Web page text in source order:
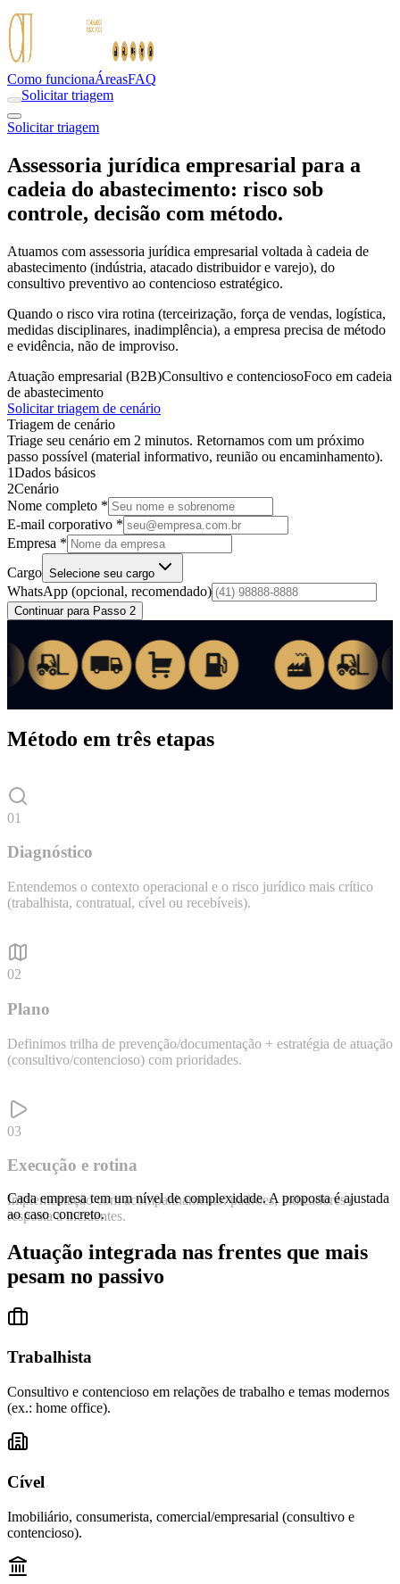
Como funcionaÁreasFAQ
Solicitar triagem
Solicitar triagem
Assessoria jurídica empresarial para a
cadeia do abastecimento: risco sob
controle, decisão com método.
Atuamos com assessoria jurídica empresarial voltada à cadeia de
abastecimento (indústria, atacado distribuidor e varejo), do
consultivo preventivo ao contencioso estratégico.
Quando o risco vira rotina (terceirização, força de vendas, logística,
medidas disciplinares, inadimplência), a empresa precisa de método
e evidência, não de improviso.
Atuação empresarial (B2B)Consultivo e contenciosoFoco em cadeia
de abastecimento
Solicitar triagem de cenário
Triagem de cenário
Triage seu cenário em 2 minutos. Retornamos com um próximo
passo possível (material informativo, reunião ou encaminhamento).
1Dados básicos
2Cenário
Nome completo *
E-mail corporativo *
Empresa *
Cargo Selecione seu cargo
WhatsApp (opcional, recomendado)
Continuar para Passo 2
Método em três etapas
01
Diagnóstico
Entendemos o contexto operacional e o risco jurídico mais crítico
(trabalhista, contratual, cível ou recebíveis).
02
Plano
Definimos trilha de prevenção/documentação + estratégia de atuação
(consultivo/contencioso) com prioridades.
03
Execução e rotina
Implementação com acompanhamento: padrões, indicadores e
resposta a incidentes.
Cada empresa tem um nível de complexidade. A proposta é ajustada
ao caso concreto.
Atuação integrada nas frentes que mais
pesam no passivo
Trabalhista
Consultivo e contencioso em relações de trabalho e temas modernos
(ex.: home office).
Cível
Imobiliário, consumerista, comercial/empresarial (consultivo e
contencioso).